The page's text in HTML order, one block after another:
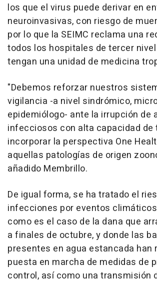
los que el virus puede derivar en
neuroinvasivas, con riesgo de
por lo que la SEIMC reclama una
todos los hospitales de tercer
tengan una unidad de medicina
"Debemos reforzar nuestros
vigilancia -a nivel sindrómico,
epidemiólogo- ante la irrupción de
infecciosos con alta capacidad de
incorporar la perspectiva One
aquellas patologías de origen
añadido Membrillo.
De igual forma, se ha tratado el
infecciones por eventos
como es el caso de la dana que
a finales de octubre, y donde las
presentes en agua estancada han
puesta en marcha de medidas de
control, así como una transmisión